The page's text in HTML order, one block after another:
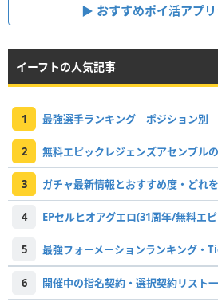
おすすめポイ活アプ
イーフトの人気記事
1 最強選手ランキング｜ポジション別
2
3 ガチャ最新情報とおすすめ度・どれ
4
5 最強フォーメーションランキング・
6 開催中の指名契約・選択契約リスト